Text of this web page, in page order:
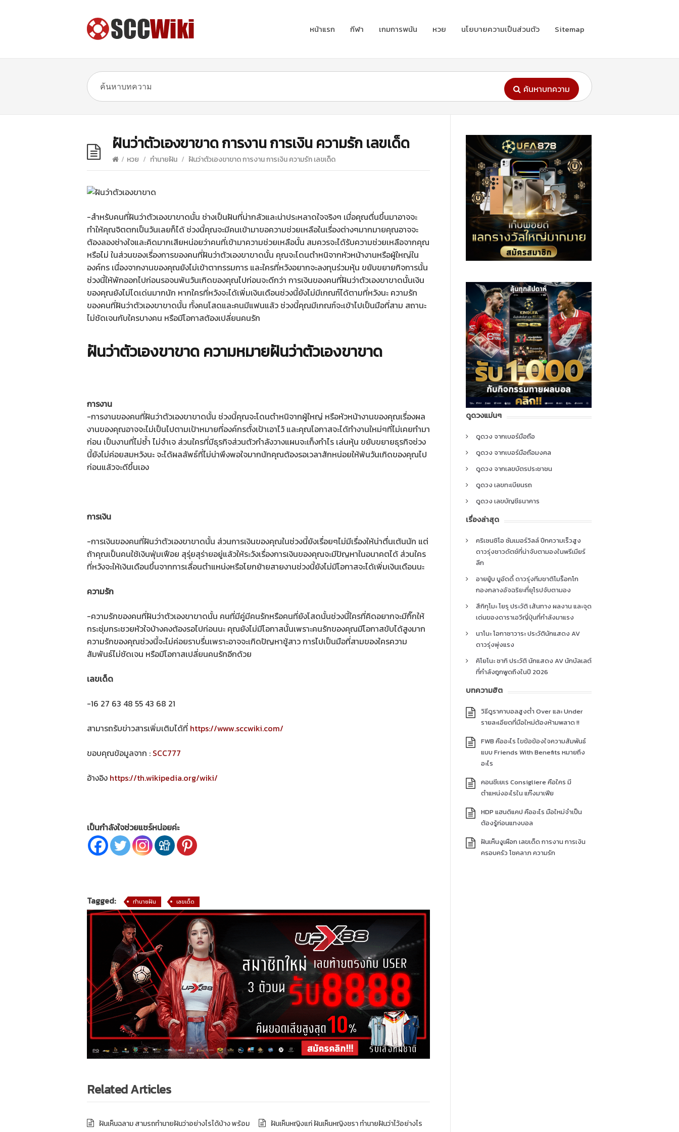
หน้าแรก กีฬา เกมการพนัน หวย นโยบายความเป็นส่วนตัว Sitemap
ค้นหาบทความ
ฝันว่าตัวเองขาขาด การงาน การเงิน ความรัก เลขเด็ด
/ หวย / ทำนายฝัน / ฝันว่าตัวเองขาขาด การงาน การเงิน ความรัก เลขเด็ด
-สำหรับคนที่ฝันว่าตัวเองขาขาดนั้น ช่างเป็นฝันที่น่ากลัวและน่าประหลาดใจจริงๆ เมื่อคุณตื่นขึ้นมาอาจจะ
ทำให้คุณจิตตกเป็นวันเลยก็ได้ ช่วงนี้คุณจะมีคนเข้ามาขอความช่วยเหลือในเรื่องต่างๆมากมายคุณอาจจะ
ต้องลองช่างใจและคิดมากเสียหน่อยว่าคนที่เข้ามาความช่วยเหลือนั้น สมควรจะได้รับความช่วยเหลือจากคุณ
หรือไม่ ในส่วนของเรื่องการของคนที่ฝันว่าตัวเองขาขาดนั้น คุณจะโดนตำหนิจากหัวหน้างานหรือผู้ใหญ่ใน
องค์กร เนื่องจากงานของคุณยังไม่เข้าตากรรมการ และใครที่หวังอยากจะลงทุนร่วมหุ้น ขยับขยายกิจการนั้น
ช่วงนี้ให้พักออกไปก่อนรอจนพ้นวันเกิดของคุณไปก่อนจะดีกว่า การเงินของคนที่ฝันว่าตัวเองขาขาดนั้นเงิน
ของคุณยังไม่โดเด่นมากนัก หากใครที่หวังจะได้เพิ่มเงินเดือนช่วงนี้ยังไม่มีเกณฑ์ได้ตามที่หวังนะ ความรัก
ของคนที่ฝันว่าตัวเองขาขาดนั้น ทั้งคนโสดและคนมีแฟนแล้ว ช่วงนี้คุณมีเกณฑ์จะเข้าไปเป็นมือที่สาม สถานะ
ไม่ชัดเจนกับใครบางคน หรือมีโอกาสต้องเปลี่ยนคนรัก
ฝันว่าตัวเองขาขาด ความหมายฝันว่าตัวเองขาขาด
การงาน
-การงานของคนที่ฝันว่าตัวเองขาขาดนั้น ช่วงนี้คุณจะโดนตำหนิจากผู้ใหญ่ หรือหัวหน้างานของคุณเรื่องผล
งานของคุณอาจจะไม่เป็นไปตามเป้าหมายที่องค์กรตั้งเป้าเอาไว้ และคุณโอกาสจะได้ทำงานใหม่ๆที่ไม่เคยทำมา
ก่อน เป็นงานที่ไม่ซ้ำ ไม่จำเจ ส่วนใครที่มีธุรกิจส่วนตัวกำลังวางแผนจะเก็งกำไร เล่นหุ้น ขยับขยายธุรกิจช่วง
นี้ยังไม่ค่อยสมหวังนะ จะได้ผลลัพธ์ที่ไม่น่าพึงพอใจมากนักคุณต้องรอเวลาสักหน่อยให้พ้นวันเกิดของคุณไป
ก่อนแล้วจะดีขึ้นเอง
การเงิน
-การเงินของคนที่ฝันว่าตัวเองขาขาดนั้น ส่วนการเงินของคุณในช่วงนี้ยังเรื่อยๆไม่มีเรื่องให้น่าตื่นเต้นนัก แต่
ถ้าคุณเป็นคนใช้เงินฟุ่มเฟือย สุรุ่ยสุร่ายอยู่แล้วให้ระวังเรื่องการเงินของคุณจะมีปัญหาในอนาคตได้ ส่วนใคร
ที่หวังจะให้เงินเดือนขึ้นจากการเลื่อนตำแหน่งหรือโยกย้ายสายงานช่วงนี้ยังไม่มีโอกาสจะได้เพิ่มเงินเดือนนะ
ความรัก
-ความรักของคนที่ฝันว่าตัวเองขาขาดนั้น คนที่มีคู่มีคนรักหรือคนที่ยังโสดนั้นช่วงนี้ใครที่คิดอยากจะมีกิ๊กให้
กระชุ่มกระชวยหัวใจบ้างคงต้องรอไปก่อนนะ คุณยังไม่มีโอกาสนั้นเพราะคนรักของคุณมีโอกาสขับได้สูงมาก
ความรักของคุณช่วงนี้จะไม่ค่อยราบรื่นเพราะอาจจะเกิดปัญหาชู้สาว การไปเป็นมือที่สามของใครความ
สัมพันธ์ไม่ชัดเจน หรือมีโอกาสเปลี่ยนคนรักอีกด้วย
เลขเด็ด
-16 27 63 48 55 43 68 21
สามารถรับข่าวสารเพิ่มเติมได้ที่ https://www.sccwiki.com/
ขอบคุณข้อมูลจาก : SCC777
อ้างอิง https://th.wikipedia.org/wiki/
เป็นกำลังใจช่วยแชร์หน่อยค่ะ
Tagged: ทำนายฝัน เลขเด็ด
Related Articles
ฝันเห็นฉลาม สามรถทำนายฝันว่าอย่างไรได้บ้าง พร้อม ฝันเห็นหญิงแก่ ฝันเห็นหญิงชรา ทำนายฝันว่าไว้อย่างไร
ดูดวงแม่นๆ
ดูดวง จากเบอร์มือถือ
ดูดวง จากเบอร์มือถือมงคล
ดูดวง จากเลขบัตรประชาชน
ดูดวง เลขทะเบียนรถ
ดูดวง เลขบัญชีธนาคาร
เรื่องล่าสุด
คริเซนซิโอ ซัมเมอร์วิลล์ ปีกความเร็วสูง
ดาวรุ่งชาวดัตช์ที่น่าจับตามองในพรีเมียร์
ลีก
อายยู้บ บูอัดดี้ ดาวรุ่งทีมชาติโมร็อกโก
กองกลางอัจฉริยะที่ยุโรปจับตามอง
สึกิกุโมะ โยรุ ประวัติ เส้นทาง ผลงาน และจุด
เด่นของดาราเอวีญี่ปุ่นที่กำลังมาแรง
นาโนะ โอกาซาวาระ ประวัตินักแสดง AV
ดาวรุ่งพุ่งแรง
คิโยโนะ ซากิ ประวัติ นักแสดง AV นักบัลเลต์
ที่กำลังถูกพูดถึงในปี 2026
บทความฮิต
วิธีดูราคาบอลสูงต่ำ Over และ Under
รายละเอียดที่มือใหม่ต้องห้ามพลาด !!
FWB คืออะไร ไขข้อข้องใจความสัมพันธ์
แบบ Friends With Benefits หมายถึง
อะไร
คอนซีเยเร Consigliere คือใคร มี
ตำแหน่งอะไรใน แก๊งมาเฟีย
HDP แฮนดิแคป คืออะไร มือใหม่จำเป็น
ต้องรู้ก่อนแทงบอล
ฝันเห็นงูเผือก เลขเด็ด การงาน การเงิน
ครอบครัว โชคลาภ ความรัก